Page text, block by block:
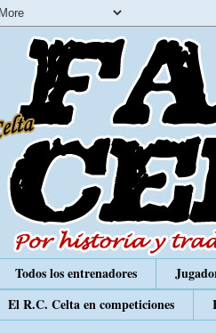
Todos los entrenadores
El R.C. Celta en competiciones